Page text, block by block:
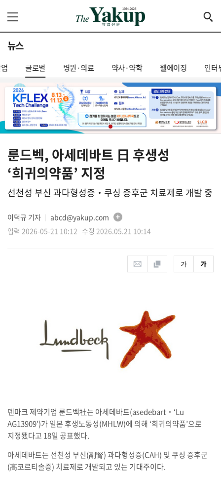
뉴스
글로벌 병원·의료 약사·약학 웰에이징 인터
룬드벡, 아세데바트 日 후생성
‘희귀의약품’ 지정
선천성 부신 과다형성증‧쿠싱 증후군 치료제로 개발 중
이덕규 기자
abcd@yakup.com
입력 2026-05-21 10:12 수정 2026.05.21 10:14
덴마크 제약기업 룬드벡社는 아세데바트(asedebart‧‘Lu
AG13909’)가 일본 후생노동성(MHLW)에 의해 ‘희귀의약품’으로
지정됐다고 18일 공표했다.
아세데바트는 선천성 부신(副腎) 과다형성증(CAH) 및 쿠싱 증후군
(高코르티솔증) 치료제로 개발되고 있는 기대주이다.